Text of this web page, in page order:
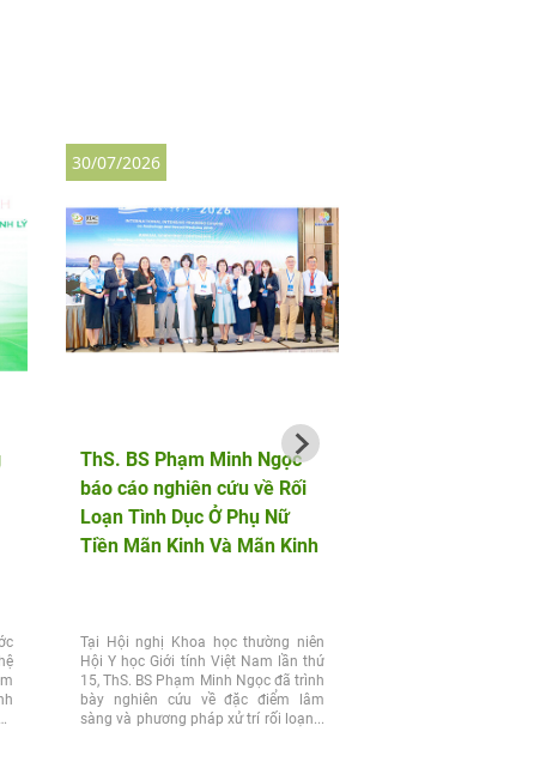
ThS. BS Phạm Minh Ngọc
báo cáo nghiên cứu về Rối
Loạn Tình Dục Ở Phụ Nữ
Tiền Mãn Kinh Và Mãn Kinh
Tại Hội nghị Khoa học thường niên
Hội Y học Giới tính Việt Nam lần thứ
15, ThS. BS Phạm Minh Ngọc đã trình
bày nghiên cứu về đặc điểm lâm
sàng và phương pháp xử trí rối loạn...
30/07/2026